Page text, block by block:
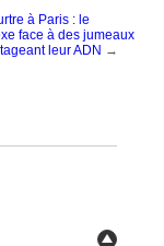
à Paris : le
face à des jumeaux
leur ADN →